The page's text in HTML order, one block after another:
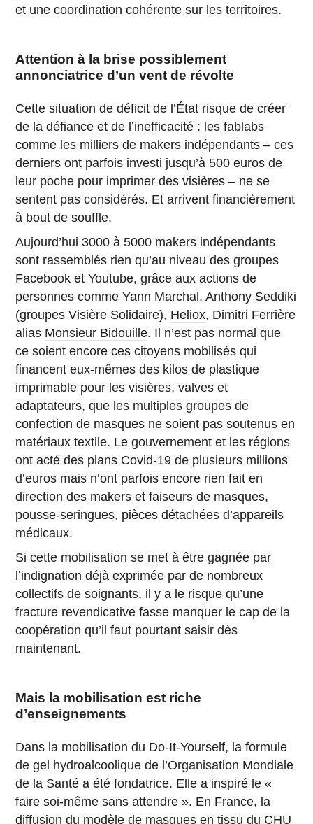
et une coordination cohérente sur les territoires.
Attention à la brise possiblement
annonciatrice d’un vent de révolte
Cette situation de déficit de l’État risque de créer
de la défiance et de l’inefficacité : les fablabs
comme les milliers de makers indépendants – ces
derniers ont parfois investi jusqu’à 500 euros de
leur poche pour imprimer des visières – ne se
sentent pas considérés. Et arrivent financièrement
à bout de souffle.
Aujourd’hui 3000 à 5000 makers indépendants
sont rassemblés rien qu’au niveau des groupes
Facebook et Youtube, grâce aux actions de
personnes comme Yann Marchal, Anthony Seddiki
(groupes Visière Solidaire), Heliox, Dimitri Ferrière
alias Monsieur Bidouille. Il n’est pas normal que
ce soient encore ces citoyens mobilisés qui
financent eux-mêmes des kilos de plastique
imprimable pour les visières, valves et
adaptateurs, que les multiples groupes de
confection de masques ne soient pas soutenus en
matériaux textile. Le gouvernement et les régions
ont acté des plans Covid-19 de plusieurs millions
d’euros mais n’ont parfois encore rien fait en
direction des makers et faiseurs de masques,
pousse-seringues, pièces détachées d’appareils
médicaux.
Si cette mobilisation se met à être gagnée par
l’indignation déjà exprimée par de nombreux
collectifs de soignants, il y a le risque qu’une
fracture revendicative fasse manquer le cap de la
coopération qu’il faut pourtant saisir dès
maintenant.
Mais la mobilisation est riche
d’enseignements
Dans la mobilisation du Do-It-Yourself, la formule
de gel hydroalcoolique de l’Organisation Mondiale
de la Santé a été fondatrice. Elle a inspiré le «
faire soi-même sans attendre ». En France, la
diffusion du modèle de masques en tissu du CHU